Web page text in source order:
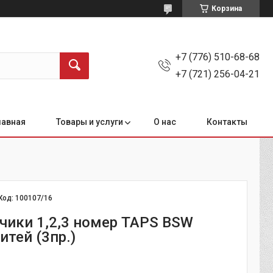
Корзина
+7 (776) 510-68-68
+7 (721) 256-04-21
Товары и услуги О нас Контакты
100107/16
1,2,3 номер TAPS BSW
(3пр.)